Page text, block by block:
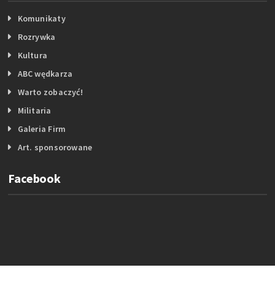
Komunikaty
Rozrywka
Kultura
ABC wędkarza
Warto zobaczyć!
Militaria
Galeria Firm
Art. sponsorowane
Facebook